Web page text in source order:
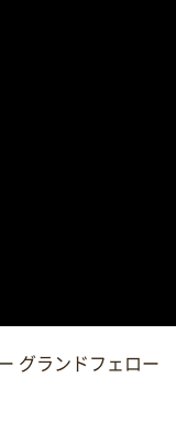
グランドフェロー